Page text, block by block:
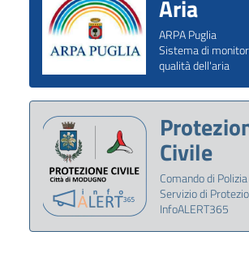
Aria
ARPA Puglia
Sistema di
qualità dell'aria
Civile
Comando di
Servizio di
InfoALERT365